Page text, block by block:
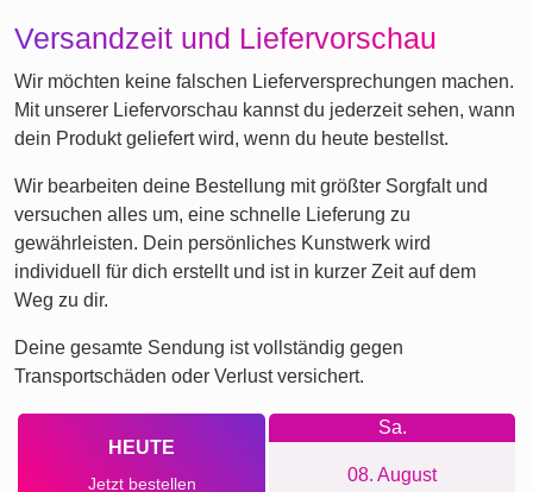
Versandzeit und Liefervorschau
Wir möchten keine falschen Lieferversprechungen machen.
Mit unserer Liefervorschau kannst du jederzeit sehen, wann
dein Produkt geliefert wird, wenn du heute bestellst.
Wir bearbeiten deine Bestellung mit größter Sorgfalt und
versuchen alles um, eine schnelle Lieferung zu
gewährleisten. Dein persönliches Kunstwerk wird
individuell für dich erstellt und ist in kurzer Zeit auf dem
Weg zu dir.
Deine gesamte Sendung ist vollständig gegen
Transportschäden oder Verlust versichert.
HEUTE
Jetzt bestellen
Sa.
08. August